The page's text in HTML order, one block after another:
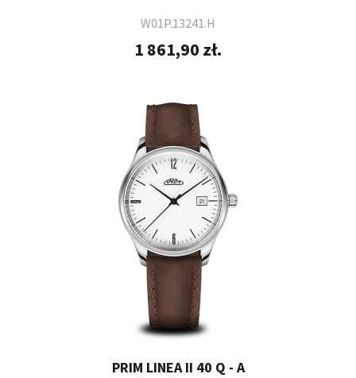
W01P.13241.H
1 861,90 zł.
PRIM LINEA II 40 Q - A